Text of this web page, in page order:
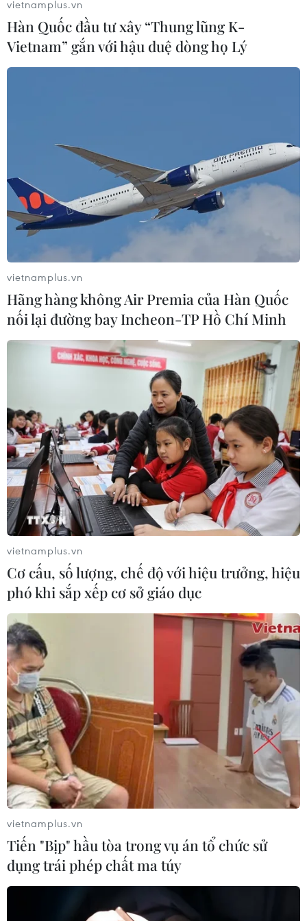
Ngăn nạn đưa lậu tiền vào trong nước,
Venezuela đóng cửa biên giới
tình trạng tuồn tiền mệnh giá 100 bolivar vào lãnh thổ
vietnamplus.vn
Hàn Quốc đầu tư xây “Thung lũng K-
Vietnam” gắn với hậu duệ dòng họ Lý
vietnamplus.vn
Hãng hàng không Air Premia của Hàn Quốc
nối lại đường bay Incheon-TP Hồ Chí Minh
vietnamplus.vn
Cơ cấu, số lượng, chế độ với hiệu trưởng, hiệu
phó khi sắp xếp cơ sở giáo dục
vietnamplus.vn
Tiến "Bịp" hầu tòa trong vụ án tổ chức sử
dụng trái phép chất ma túy